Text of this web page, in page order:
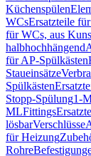
Küchenspülen
WCsErsatzteile
für WCs, aus
halbhochhängend
für AP-Spülkästen
Staueinsätze
Spülkästen
Stopp-Spülung1-
MLFittings
lösbarVerschlüsse
für Heizung
Rohre